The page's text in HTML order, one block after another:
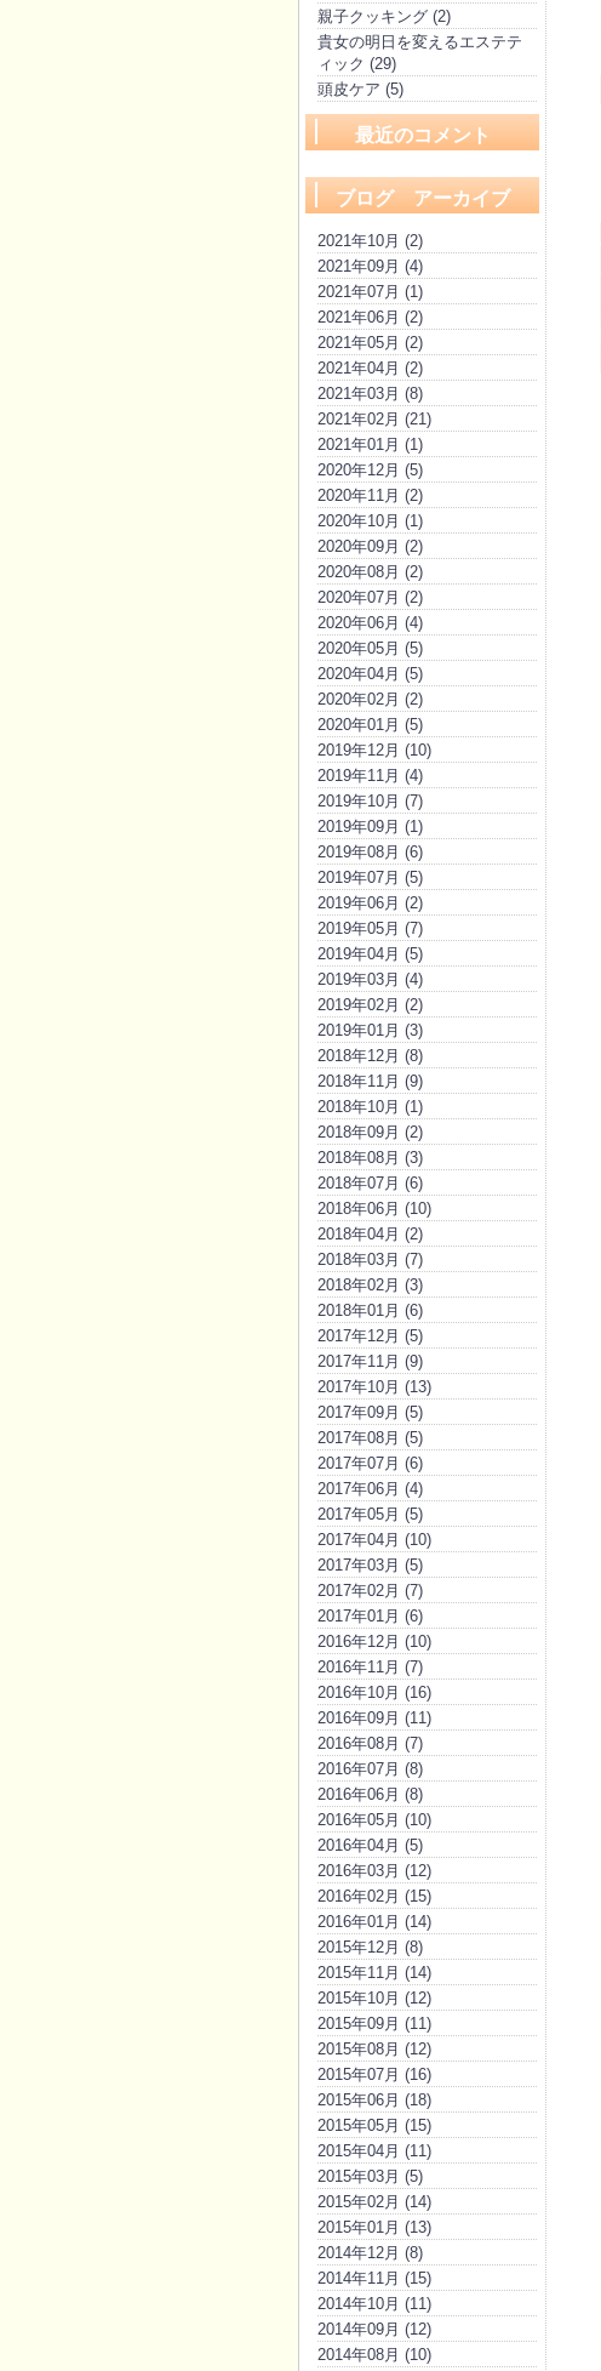
親子クッキング (2)
貴女の明日を変えるエステテ
ィック (29)
頭皮ケア (5)
最近のコメント
ブログ アーカイブ
2021年10月 (2)
2021年09月 (4)
2021年07月 (1)
2021年06月 (2)
2021年05月 (2)
2021年04月 (2)
2021年03月 (8)
2021年02月 (21)
2021年01月 (1)
2020年12月 (5)
2020年11月 (2)
2020年10月 (1)
2020年09月 (2)
2020年08月 (2)
2020年07月 (2)
2020年06月 (4)
2020年05月 (5)
2020年04月 (5)
2020年02月 (2)
2020年01月 (5)
2019年12月 (10)
2019年11月 (4)
2019年10月 (7)
2019年09月 (1)
2019年08月 (6)
2019年07月 (5)
2019年06月 (2)
2019年05月 (7)
2019年04月 (5)
2019年03月 (4)
2019年02月 (2)
2019年01月 (3)
2018年12月 (8)
2018年11月 (9)
2018年10月 (1)
2018年09月 (2)
2018年08月 (3)
2018年07月 (6)
2018年06月 (10)
2018年04月 (2)
2018年03月 (7)
2018年02月 (3)
2018年01月 (6)
2017年12月 (5)
2017年11月 (9)
2017年10月 (13)
2017年09月 (5)
2017年08月 (5)
2017年07月 (6)
2017年06月 (4)
2017年05月 (5)
2017年04月 (10)
2017年03月 (5)
2017年02月 (7)
2017年01月 (6)
2016年12月 (10)
2016年11月 (7)
2016年10月 (16)
2016年09月 (11)
2016年08月 (7)
2016年07月 (8)
2016年06月 (8)
2016年05月 (10)
2016年04月 (5)
2016年03月 (12)
2016年02月 (15)
2016年01月 (14)
2015年12月 (8)
2015年11月 (14)
2015年10月 (12)
2015年09月 (11)
2015年08月 (12)
2015年07月 (16)
2015年06月 (18)
2015年05月 (15)
2015年04月 (11)
2015年03月 (5)
2015年02月 (14)
2015年01月 (13)
2014年12月 (8)
2014年11月 (15)
2014年10月 (11)
2014年09月 (12)
2014年08月 (10)